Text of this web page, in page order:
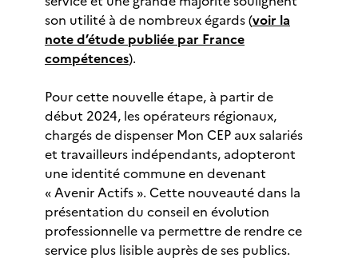
son utilité à de nombreux égards (voir la
note d’étude publiée par France
compétences).
Pour cette nouvelle étape, à partir de
début 2024, les opérateurs régionaux,
chargés de dispenser Mon CEP aux salariés
et travailleurs indépendants, adopteront
une identité commune en devenant
« Avenir Actifs ». Cette nouveauté dans la
présentation du conseil en évolution
professionnelle va permettre de rendre ce
service plus lisible auprès de ses publics.